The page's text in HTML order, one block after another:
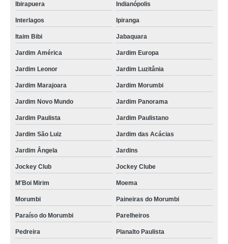
Ibirapuera Indianópolis
Interlagos Ipiranga
Itaim Bibi Jabaquara
Jardim América Jardim Europa
Jardim Leonor Jardim Luzitânia
Jardim Marajoara Jardim Morumbi
Jardim Novo Mundo Jardim Panorama
Jardim Paulista Jardim Paulistano
Jardim São Luiz Jardim das Acácias
Jardim Ângela Jardins
Jockey Club Jockey Clube
M'Boi Mirim Moema
Morumbi Paineiras do Morumbi
Paraíso do Morumbi Parelheiros
Pedreira Planalto Paulista